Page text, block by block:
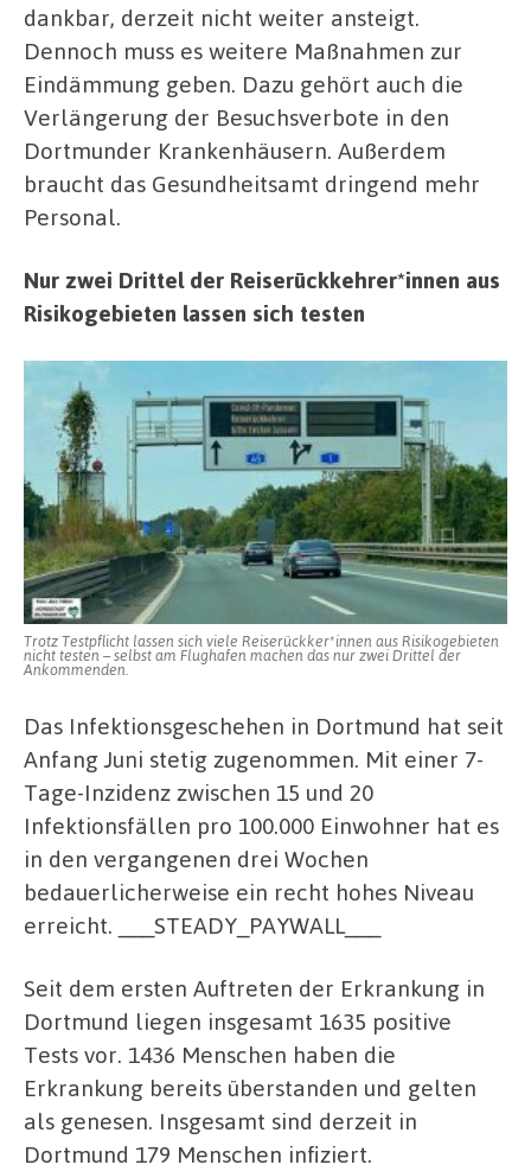
dankbar, derzeit nicht weiter ansteigt.
Dennoch muss es weitere Maßnahmen zur
Eindämmung geben. Dazu gehört auch die
Verlängerung der Besuchsverbote in den
Dortmunder Krankenhäusern. Außerdem
braucht das Gesundheitsamt dringend mehr
Personal.
Nur zwei Drittel der Reiserückkehrer*innen aus
Risikogebieten lassen sich testen
Trotz Testpflicht lassen sich viele Reiserückker*innen aus Risikogebieten
nicht testen – selbst am Flughafen machen das nur zwei Drittel der
Ankommenden.
Das Infektionsgeschehen in Dortmund hat seit
Anfang Juni stetig zugenommen. Mit einer 7-
Tage-Inzidenz zwischen 15 und 20
Infektionsfällen pro 100.000 Einwohner hat es
in den vergangenen drei Wochen
bedauerlicherweise ein recht hohes Niveau
erreicht. ___STEADY_PAYWALL___
Seit dem ersten Auftreten der Erkrankung in
Dortmund liegen insgesamt 1635 positive
Tests vor. 1436 Menschen haben die
Erkrankung bereits überstanden und gelten
als genesen. Insgesamt sind derzeit in
Dortmund 179 Menschen infiziert.